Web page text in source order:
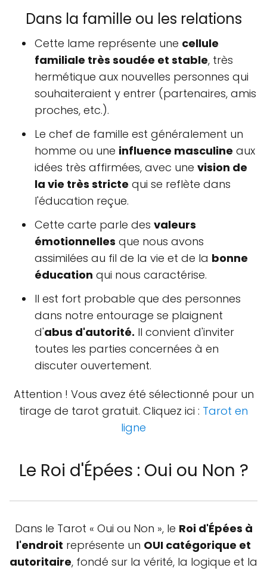
Dans la famille ou les relations
Cette lame représente une cellule
familiale très soudée et stable, très
hermétique aux nouvelles personnes qui
souhaiteraient y entrer (partenaires, amis
proches, etc.).
Le chef de famille est généralement un
homme ou une influence masculine aux
idées très affirmées, avec une vision de
la vie très stricte qui se reflète dans
l'éducation reçue.
Cette carte parle des valeurs
émotionnelles que nous avons
assimilées au fil de la vie et de la bonne
éducation qui nous caractérise.
Il est fort probable que des personnes
dans notre entourage se plaignent
d'abus d'autorité. Il convient d'inviter
toutes les parties concernées à en
discuter ouvertement.
Attention ! Vous avez été sélectionné pour un
tirage de tarot gratuit. Cliquez ici : Tarot en
ligne
Le Roi d'Épées : Oui ou Non ?
Dans le Tarot « Oui ou Non », le Roi d'Épées à
l'endroit représente un OUI catégorique et
autoritaire, fondé sur la vérité, la logique et la